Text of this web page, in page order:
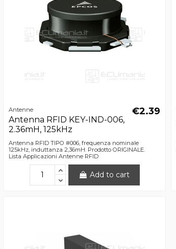
Antenne
Antenna RFID KEY-IND-006,
2.36mH, 125kHz
€2.39
Antenna RFID TIPO #006, frequenza nominale
125kHz, induttanza 2,36mH. Prodotto ORIGINALE.
Lista Applicazioni Antenne RFID
Add to cart